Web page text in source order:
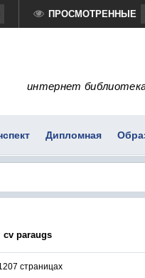
ПРОСМОТРЕННЫЕ
интернет
Дипломная
cv paraugs
страницах